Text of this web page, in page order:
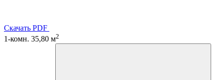
Скачать PDF
1-комн. 35,80 м2